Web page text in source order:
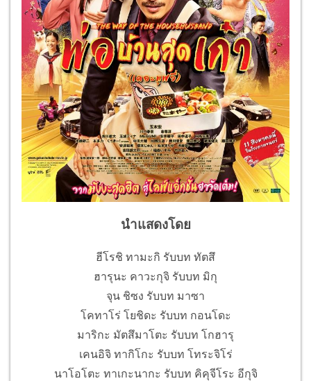
นำแสดงโดย
ฮีโรชิ ทามะกิ รับบท ทัตสึ
ฮารุนะ คาวะกุจิ รับบท มิกุ
จุน ชิซง รับบท มาซา
โคทาโร่ โยชิดะ รับบท กอนโดะ
มาริกะ มัตสึมาโตะ รับบท โกฮารุ
เคนอิจิ ทากิโกะ รับบท โทระจิโร่
นาโอโตะ ทาเกะนากะ รับบท คิคุจีโระ อีกุจิ